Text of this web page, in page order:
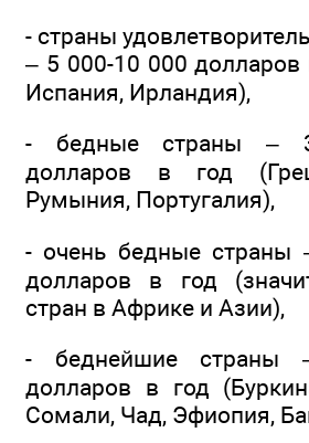
- страны
– 5 000-10 000 долларов
Испания, Ирландия),
- бедные страны –
долларов в год
Румыния, Португалия),
- очень бедные страны
долларов в год
стран в Африке и Азии),
- беднейшие
долларов в год
Сомали, Чад, Эфиопия,